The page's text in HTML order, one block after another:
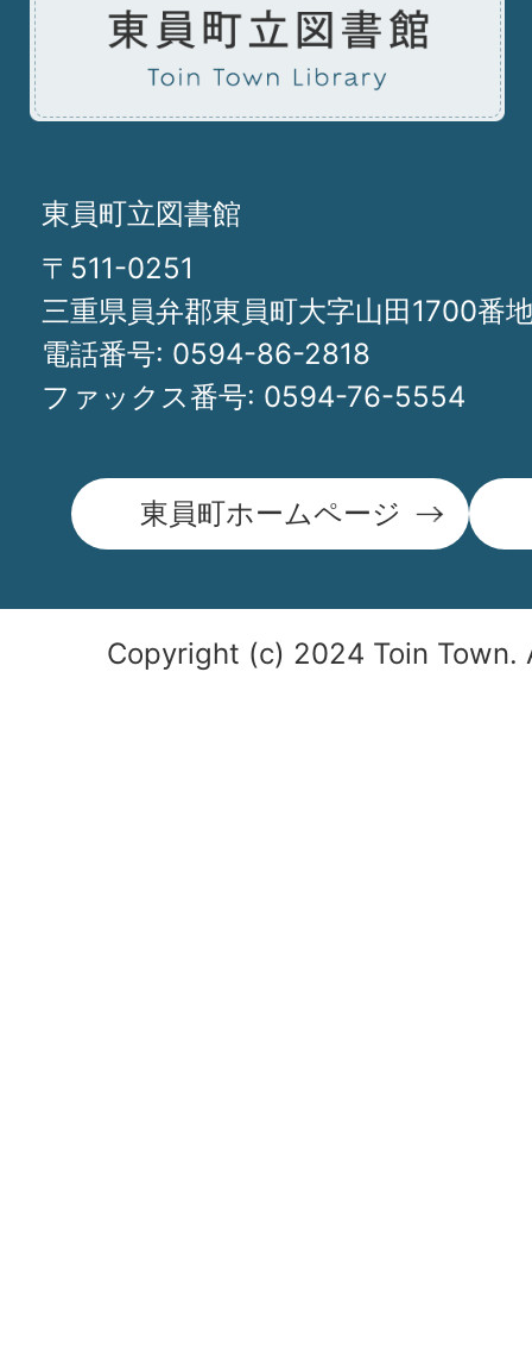
東員町立図書館
〒511-0251
三重県員弁郡東員町大字山田1700番
電話番号: 0594-86-2818
ファックス番号: 0594-76-5554
東員町ホームページ
Copyright (c) 2024 Toin Town.